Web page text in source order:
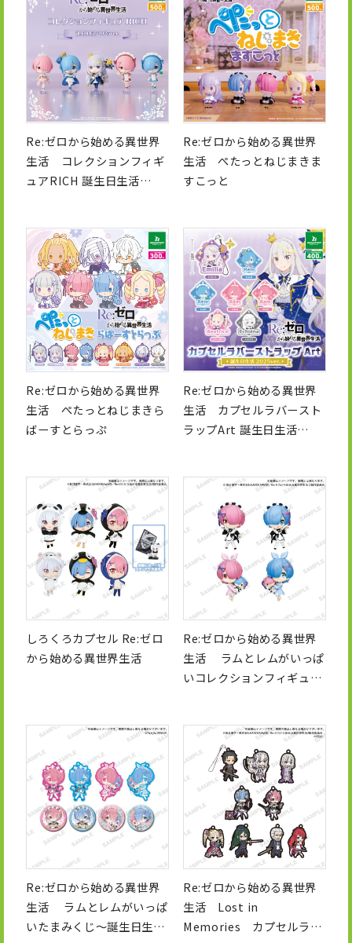
Re:ゼロから始める異世界
生活 コレクションフィギ
ュアRICH 誕生日生活
Re:ゼロから始める異世界
生活 ぺたっとねじまきま
すこっと
Re:ゼロから始める異世界
生活 ぺたっとねじまきら
ばーすとらっぷ
Re:ゼロから始める異世界
生活 カプセルラバースト
ラップArt 誕生日生活
しろくろカプセル Re:ゼロ
から始める異世界生活
Re:ゼロから始める異世界
生活 ラムとレムがいっぱ
いコレクションフィギュア
Re:ゼロから始める異世界
生活 ラムとレムがいっぱ
いたまみくじ～誕生日生活
Re:ゼロから始める異世界
生活 Lost in
Memories カプセルラバ